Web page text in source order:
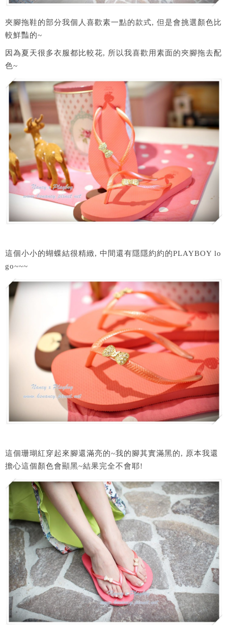
夾腳拖鞋的部分我個人喜歡素一點的款式, 但是會挑選顏色比
較鮮豔的~
因為夏天很多衣服都比較花, 所以我喜歡用素面的夾腳拖去配
色~
這個小小的蝴蝶結很精緻, 中間還有隱隱約約的PLAYBOY lo
go~~~
這個珊瑚紅穿起來腳還滿亮的~我的腳其實滿黑的, 原本我還
擔心這個顏色會顯黑~結果完全不會耶!